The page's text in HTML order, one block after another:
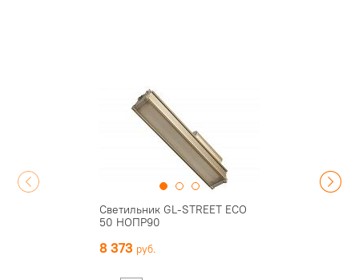
Светильник GL-STREET ECO
50 НОПР90
8 373